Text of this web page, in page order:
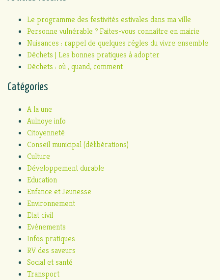
Le programme des festivités estivales dans ma ville
Personne vulnérable ? Faites-vous connaître en mairie
Nuisances : rappel de quelques règles du vivre ensemble
Déchets | Les bonnes pratiques à adopter
Déchets : où , quand, comment
Catégories
A la une
Aulnoye info
Citoyenneté
Conseil municipal (délibérations)
Culture
Développement durable
Education
Enfance et Jeunesse
Environnement
Etat civil
Evènements
Infos pratiques
RV des saveurs
Social et santé
Transport